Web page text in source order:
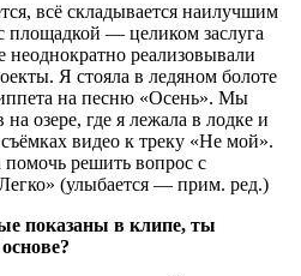
всё складывается наилучшим
площадкой — целиком заслуга
реализовывали
Я стояла в ледяном болоте
на песню «Осень». Мы
озере, где я лежала в лодке и
видео к треку «Не мой».
помочь решить вопрос с
(улыбается — прим. ред.)
показаны в клипе, ты